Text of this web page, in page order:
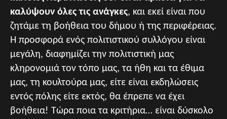
καλύψουν όλες τις ανάγκες, και εκεί είναι που
ζητάμε τη βοήθεια του δήμου ή της περιφέρειας.
Η προσφορά ενός πολιτιστικού συλλόγου είναι
μεγάλη, διαφημίζει την πολιτιστική μας
κληρονομιά τον τόπο μας, τα ήθη και τα έθιμα
μας, τη κουλτούρα μας, είτε είναι εκδηλώσεις
εντός πόλης είτε εκτός, θα έπρεπε να έχει
βοήθεια! Τώρα ποια τα κριτήρια… είναι δύσκολο